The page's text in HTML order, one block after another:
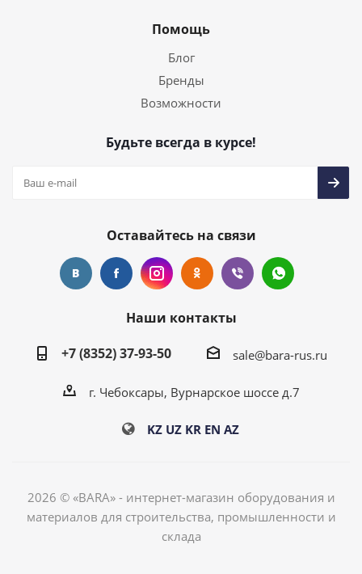
Помощь
Блог
Бренды
Возможности
Будьте всегда в курсе!
Оставайтесь на связи
Наши контакты
+7 (8352) 37-93-50
sale@bara-rus.ru
г. Чебоксары, Вурнарское шоссе д.7
KZ UZ KR EN AZ
2026 © «BARA» - интернет-магазин оборудования и
материалов для строительства, промышленности и
склада